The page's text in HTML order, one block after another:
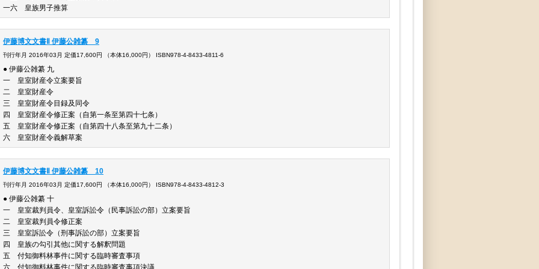
一六 皇族男子推算
伊藤博文文書Ⅱ 伊藤公雑纂 9
刊行年月 2016年03月 定価17,600円 （本体16,000円） ISBN978-4-8433-4811-6
● 伊藤公雑纂 九
一 皇室財産令立案要旨
二 皇室財産令
三 皇室財産令目録及同令
四 皇室財産令修正案（自第一条至第四十七条）
五 皇室財産令修正案（自第四十八条至第九十二条）
六 皇室財産令義解草案
伊藤博文文書Ⅱ 伊藤公雑纂 10
刊行年月 2016年03月 定価17,600円 （本体16,000円） ISBN978-4-8433-4812-3
● 伊藤公雑纂 十
一 皇室裁判員令、皇室訴訟令（民事訴訟の部）立案要旨
二 皇室裁判員令修正案
三 皇室訴訟令（刑事訴訟の部）立案要旨
四 皇族の勾引其他に関する解釈問題
五 付知御料林事件に関する臨時審査事項
六 付知御料林事件に関する臨時審査事項決議